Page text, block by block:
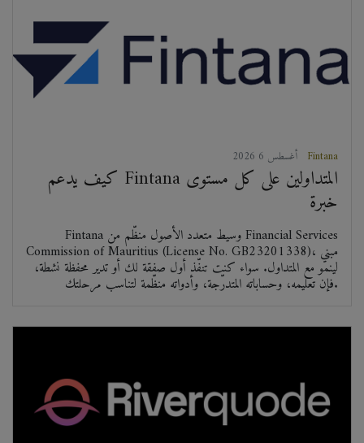
Fintana
كيف يدعم Fintana المتداولين على كل مستوى
خبرة
Fintana وسيط متعدد الأصول منظّم من Financial Services
Commission of Mauritius (License No. GB23201338)، مبني
لينمو مع المتداول. سواء كنت تنفّذ أول صفقة لك أو تدير محفظة نشطة،
فإن تعليمه، وحساباته المتدرّجة، وأدواته منظّمة لتناسب مرحلتك.